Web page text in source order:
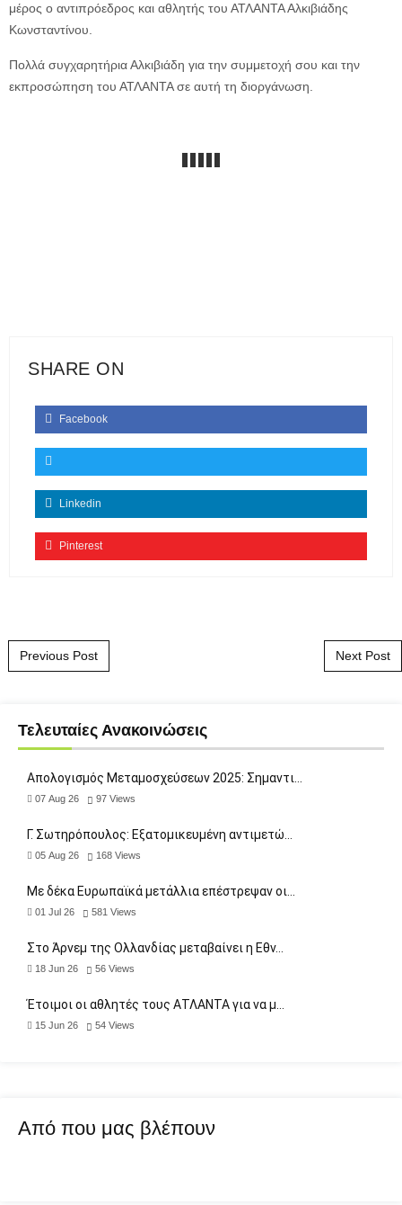
μέρος ο αντιπρόεδρος και αθλητής του ΑΤΛΑΝΤΑ Αλκιβιάδης
Κωνσταντίνου.
Πολλά συγχαρητήρια Αλκιβιάδη για την συμμετοχή σου και την
εκπροσώπηση του ΑΤΛΑΝΤΑ σε αυτή τη διοργάνωση.
SHARE ON
Facebook
Linkedin
Pinterest
Post navigation
Previous Post Next Post
Τελευταίες Ανακοινώσεις
Απολογισμός Μεταμοσχεύσεων 2025: Σημαντι…
07 Aug 26 97 Views
Γ. Σωτηρόπουλος: Eξατομικευμένη αντιμετώ…
05 Aug 26 168 Views
Με δέκα Ευρωπαϊκά μετάλλια επέστρεψαν οι…
01 Jul 26 581 Views
Στο Άρνεμ της Ολλανδίας μεταβαίνει η Εθν…
18 Jun 26 56 Views
Έτοιμοι οι αθλητές τους ΑΤΛΑΝΤΑ για να μ…
15 Jun 26 54 Views
Από που μας βλέπουν